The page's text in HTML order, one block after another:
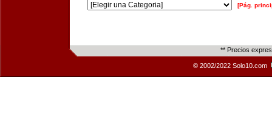
[Pág.
** Precios
© 2002/2022 Solo10.com